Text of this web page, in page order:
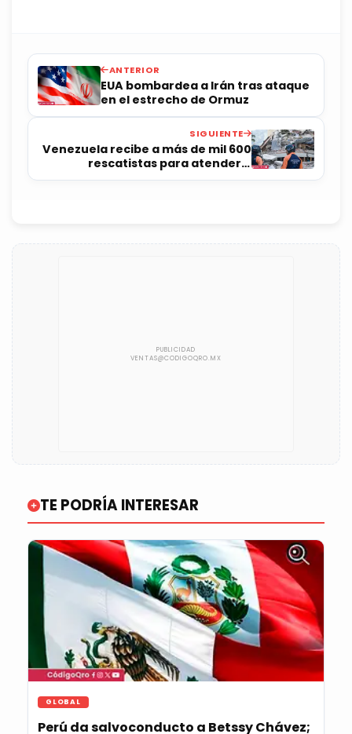
ANTERIOR
EUA bombardea a Irán tras ataque
en el estrecho de Ormuz
SIGUIENTE
Venezuela recibe a más de mil 600
rescatistas para atender a
víctimas de sismos
TE PODRÍA INTERESAR
GLOBAL
Perú da salvoconducto a Betssy Chávez;